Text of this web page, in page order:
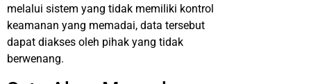
melalui sistem yang tidak memiliki kontrol
keamanan yang memadai, data tersebut
dapat diakses oleh pihak yang tidak
berwenang.